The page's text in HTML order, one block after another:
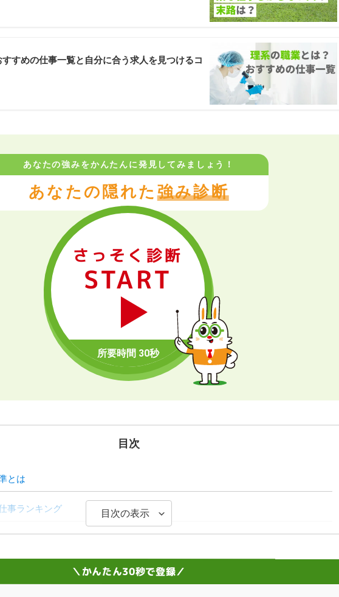
すめの仕事一覧と自分に合う求人を見つけるコ
あなたの強みをかんたんに発見してみましょう！
あなたの隠れた強み診断
さっそく診断
START
目次
とは
事ランキング 目次の表示
＼かんたん30秒で登録／